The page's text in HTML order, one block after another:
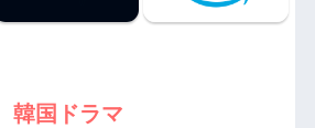
韓国ドラマ